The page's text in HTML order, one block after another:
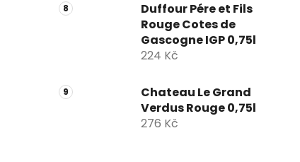
Duffour Pére et Fils
Rouge Cotes de
Gascogne IGP 0,75l
224 Kč
Chateau Le Grand
Verdus Rouge 0,75l
276 Kč